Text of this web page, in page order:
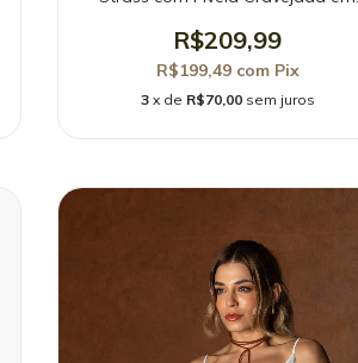
R$209,99
R$199,49 com Pix
3 x de R$70,00 sem juros